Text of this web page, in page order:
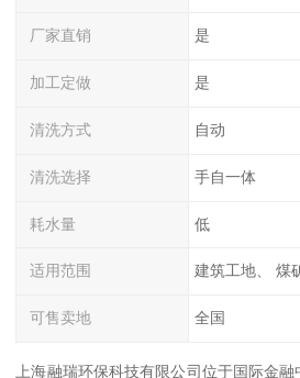
厂家直销 是
加工定做 是
清洗方式 自动
清洗选择 手自一体
耗水量 低
适用范围 建筑工地、 煤
可售卖地 全国
上海融瑞环保科技有限公司位于国际金